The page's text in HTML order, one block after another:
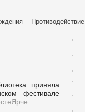
приняла
фестивале